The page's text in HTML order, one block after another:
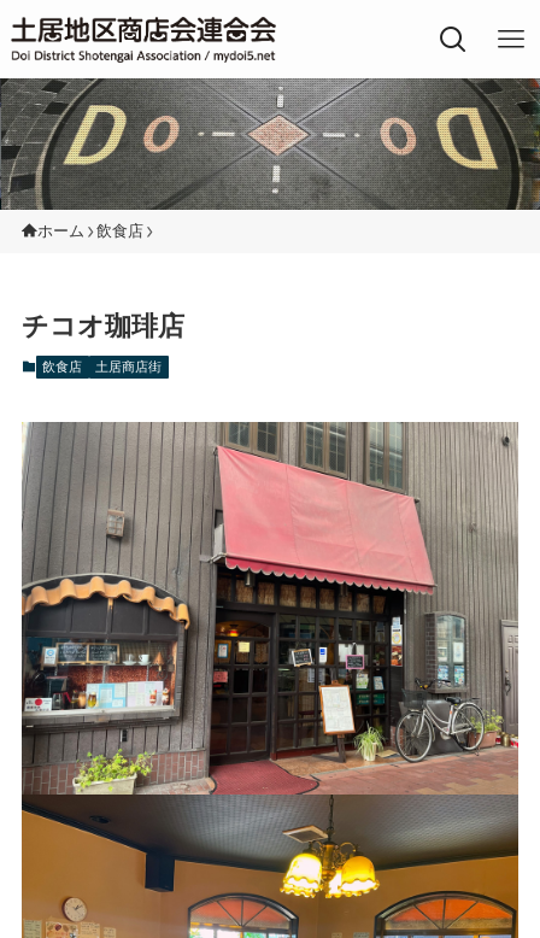
土居地区の商店街
ホーム 飲食店
チコオ珈琲店
飲食店 土居商店街